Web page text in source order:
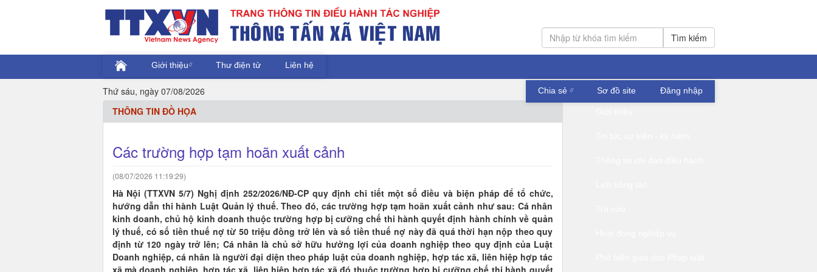
Tìm kiếm
Giới thiệu Thư điện tử Liên hệ
Chia sẻ Sơ đồ site Đăng nhập
Thứ sáu, ngày 07/08/2026
THÔNG TIN ĐỒ HỌA
Các trường hợp tạm hoãn xuất cảnh
(08/07/2026 11:19:29)
Hà Nội (TTXVN 5/7) Nghị định 252/2026/NĐ-CP quy định chi tiết một số điều và biện pháp để tổ chức,
hướng dẫn thi hành Luật Quản lý thuế. Theo đó, các trường hợp tạm hoãn xuất cảnh như sau: Cá nhân
kinh doanh, chủ hộ kinh doanh thuộc trường hợp bị cưỡng chế thi hành quyết định hành chính về quản
lý thuế, có số tiền thuế nợ từ 50 triệu đồng trở lên và số tiền thuế nợ này đã quá thời hạn nộp theo quy
định từ 120 ngày trở lên; Cá nhân là chủ sở hữu hưởng lợi của doanh nghiệp theo quy định của Luật
Doanh nghiệp, cá nhân là người đại diện theo pháp luật của doanh nghiệp, hợp tác xã, liên hiệp hợp tác
xã mà doanh nghiệp, hợp tác xã, liên hiệp hợp tác xã đó thuộc trường hợp bị cưỡng chế thi hành quyết